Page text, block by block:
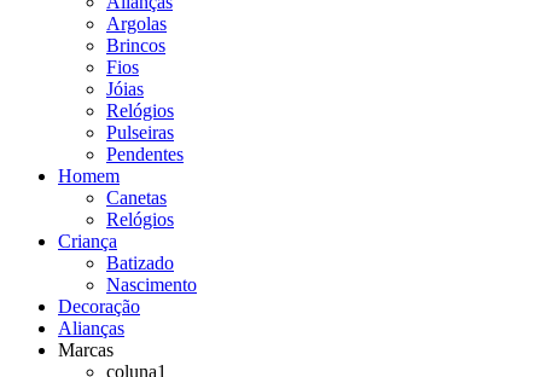
Argolas
Brincos
Fios
Jóias
Relógios
Pulseiras
Pendentes
Homem
Canetas
Relógios
Criança
Batizado
Nascimento
Decoração
Alianças
Marcas
coluna1